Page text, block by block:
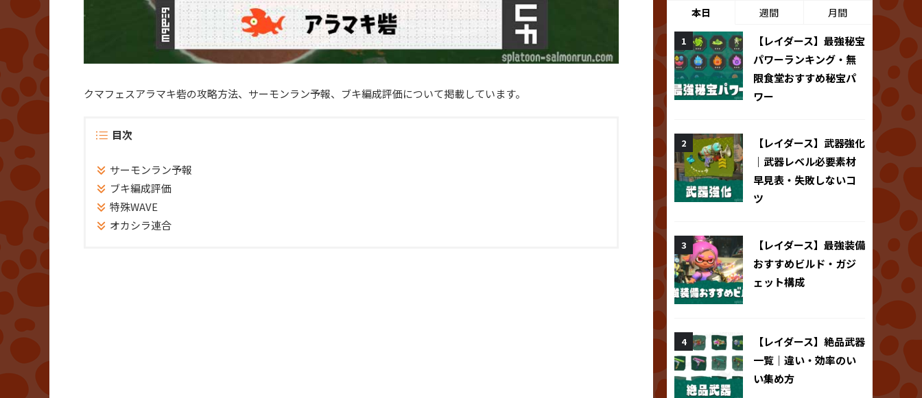
クマフェスアラマキ砦の攻略方法、サーモンラン予報、ブキ編成評価について掲載しています。
目次
サーモンラン予報
ブキ編成評価
特殊WAVE
オカシラ連合
本日 週間 月間
【レイダース】最強秘宝
パワーランキング・無
限食堂おすすめ秘宝パ
ワー
【レイダース】武器強化
｜武器レベル必要素材
早見表・失敗しないコ
ツ
【レイダース】最強装備
おすすめビルド・ガジ
ェット構成
【レイダース】絶品武器
一覧｜違い・効率のい
い集め方